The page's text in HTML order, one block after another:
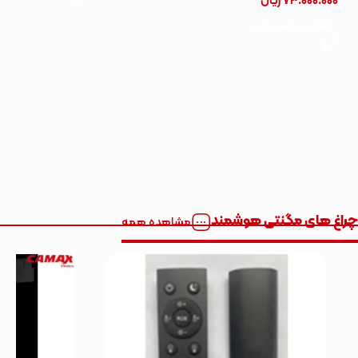
چراغ های مگنتی هوشمند مشاهده همه